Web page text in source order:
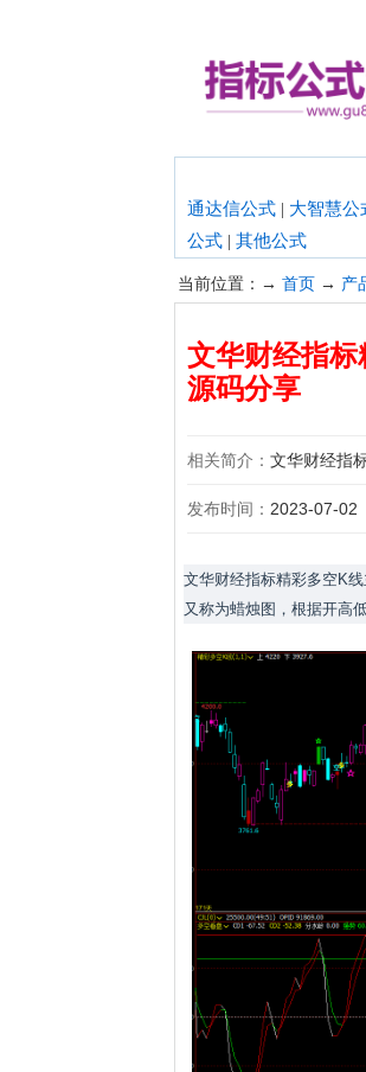
通达信公式 | 大智慧公
公式 | 其他公式
当前位置：→ 首页 → 产
文华财经指
源码分享
相关简介： 文华财经指
发布时间： 2023-07-02
文华财经指标精彩多空K
又称为蜡烛图，根据开高